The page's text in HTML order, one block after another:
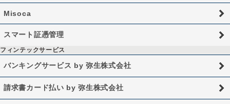
Misoca
スマート証憑管理
フィンテックサービス
バンキングサービス by 弥生株式会社
請求書カード払い by 弥生株式会社